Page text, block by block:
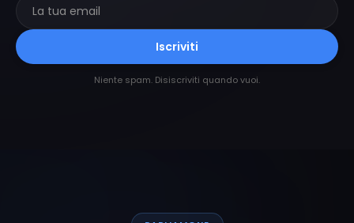
Iscriviti
Niente spam. Disiscriviti quando vuoi.